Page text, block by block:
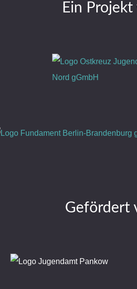
Ein Projekt
Gefördert